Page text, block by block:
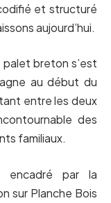
et structuré
aujourd’hui.
palet breton s’est
au début du
entre les deux
des
familiaux.
encadré par la
sur Planche Bois